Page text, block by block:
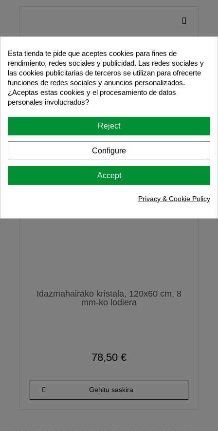
Idazmahairako kristala, 120x60 cm, 8
mm-ko lodiera
78,50 €
Gehitu saskira
Esta tienda te pide que aceptes cookies para fines de
rendimiento, redes sociales y publicidad. Las redes sociales y
las cookies publicitarias de terceros se utilizan para ofrecerte
funciones de redes sociales y anuncios personalizados.
¿Aceptas estas cookies y el procesamiento de datos
personales involucrados?
Reject
Configure
Accept
Privacy & Cookie Policy